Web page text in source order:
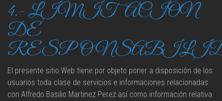
4.- LIMITACIÓN
DE
El presente sitio Web tiene por objeto poner a disposición de los
usuarios toda clase de servicios e informaciones relacionadas
con Alfredo Basilio Martinez Perez así como información relativa